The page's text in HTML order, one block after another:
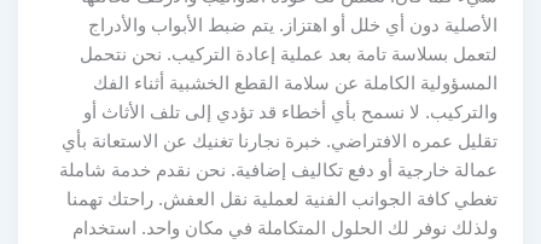
الأصلية دون أي خلل أو اهتزاز. يتم ضبط الأبواب والأدراج
لتعمل بسلاسة تامة بعد عملية إعادة التركيب. نحن نتحمل
المسؤولية الكاملة عن سلامة القطع الخشبية أثناء الفك
والتركيب. لا نسمح بأي أخطاء قد تؤدي إلى تلف الأثاث أو
تقليل عمره الافتراضي. خبرة نجارنا تغنيك عن الاستعانة بأي
عمالة خارجية أو دفع تكاليف إضافية. نحن نقدم خدمة شاملة
تغطي كافة الجوانب الفنية لعملية نقل العفش. راحتك تهمنا
ولذلك نوفر لك الحلول المتكاملة في مكان واحد. استخدام